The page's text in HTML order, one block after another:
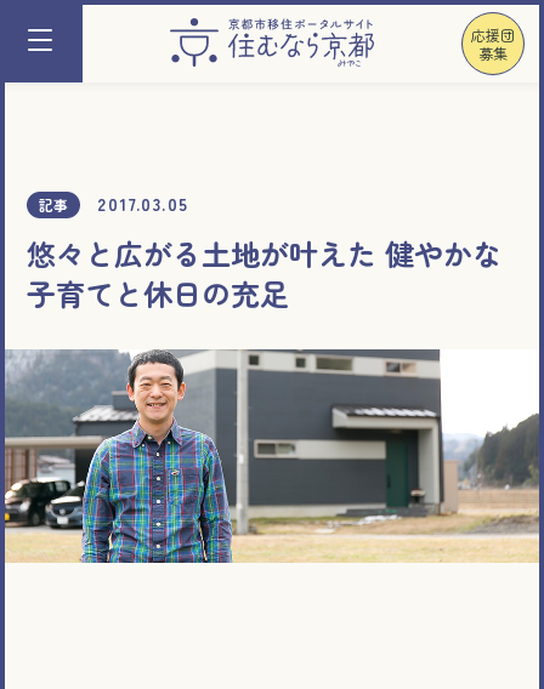
応援団
募集
記事 2017.03.05
悠々と広がる土地が叶えた 健やかな
子育てと休日の充足